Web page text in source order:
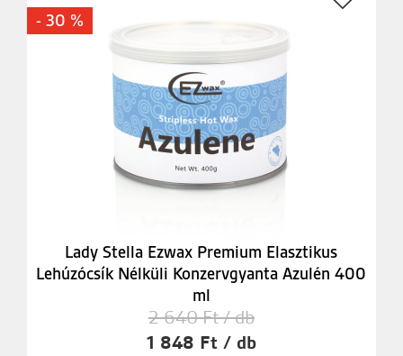
- 30 %
Lady Stella Ezwax Premium Elasztikus
Lehúzócsík Nélküli Konzervgyanta Azulén 400
ml
2 640 Ft / db
1 848 Ft / db